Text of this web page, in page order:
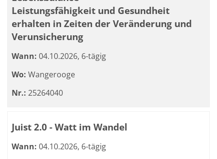
Leistungsfähigkeit und Gesundheit
erhalten in Zeiten der Veränderung und
Verunsicherung
Wann: 04.10.2026, 6-tägig
Wo: Wangerooge
Nr.: 25264040
Juist 2.0 - Watt im Wandel
Wann: 04.10.2026, 6-tägig